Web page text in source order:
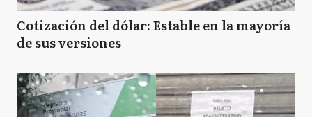
Cotización del dólar: Estable en la mayoría
de sus versiones